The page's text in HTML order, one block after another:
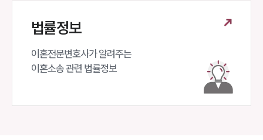
법률정보
이혼전문변호사가 알려주는
이혼소송 관련 법률정보